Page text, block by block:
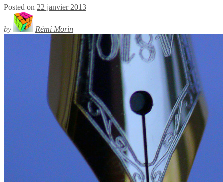
Posted on 22 janvier 2013
by Rémi Morin